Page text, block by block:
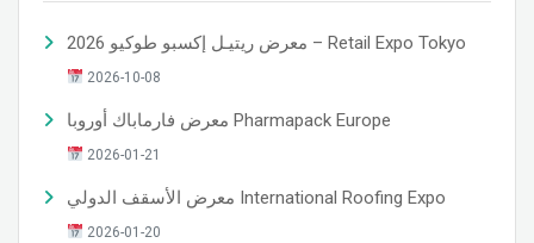
معرض ريتيـل إكسبو طوكيو 2026 – Retail Expo Tokyo
2026-10-08
معرض فارماباك أوروبا Pharmapack Europe
2026-01-21
معرض الأسقف الدولي International Roofing Expo
2026-01-20